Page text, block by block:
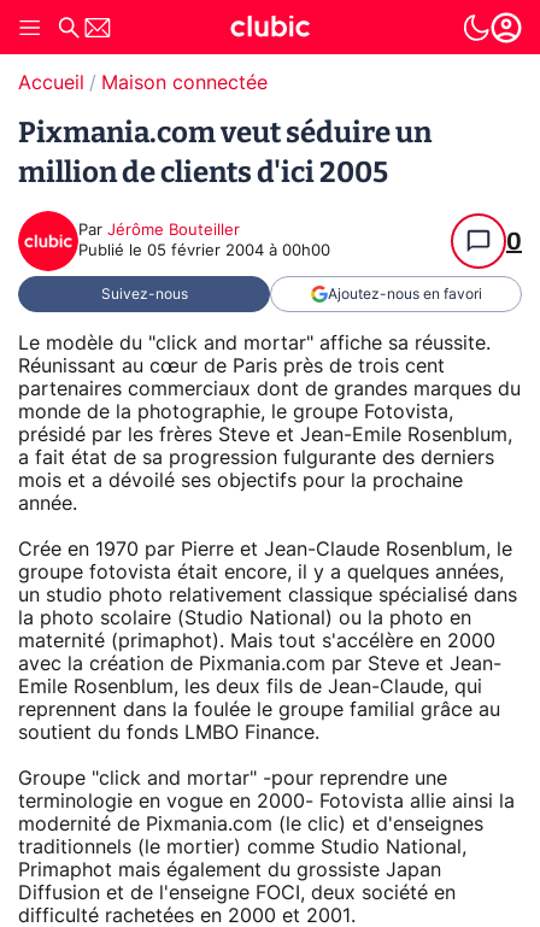
Accueil Maison connectée
Pixmania.com veut séduire un
million de clients d'ici 2005
Par Jérôme Bouteiller
Publié le 05 février 2004 à 00h00 0
Suivez-nous Ajoutez-nous en favori
Le modèle du "click and mortar" affiche sa réussite.
Réunissant au cœur de Paris près de trois cent
partenaires commerciaux dont de grandes marques du
monde de la photographie, le groupe Fotovista,
présidé par les frères Steve et Jean-Emile Rosenblum,
a fait état de sa progression fulgurante des derniers
mois et a dévoilé ses objectifs pour la prochaine
année.
Crée en 1970 par Pierre et Jean-Claude Rosenblum, le
groupe fotovista était encore, il y a quelques années,
un studio photo relativement classique spécialisé dans
la photo scolaire (Studio National) ou la photo en
maternité (primaphot). Mais tout s'accélère en 2000
avec la création de Pixmania.com par Steve et Jean-
Emile Rosenblum, les deux fils de Jean-Claude, qui
reprennent dans la foulée le groupe familial grâce au
soutient du fonds LMBO Finance.
Groupe "click and mortar" -pour reprendre une
terminologie en vogue en 2000- Fotovista allie ainsi la
modernité de Pixmania.com (le clic) et d'enseignes
traditionnels (le mortier) comme Studio National,
Primaphot mais également du grossiste Japan
Diffusion et de l'enseigne FOCI, deux société en
difficulté rachetées en 2000 et 2001.